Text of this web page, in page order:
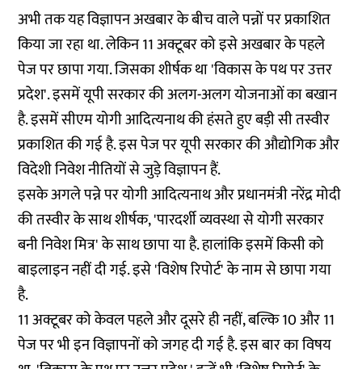
अभी तक यह विज्ञापन अखबार के बीच वाले पन्नों पर प्रकाशित
किया जा रहा था. लेकिन 11 अक्टूबर को इसे अखबार के पहले
पेज पर छापा गया. जिसका शीर्षक था 'विकास के पथ पर उत्तर
प्रदेश'. इसमें यूपी सरकार की अलग-अलग योजनाओं का बखान
है. इसमें सीएम योगी आदित्यनाथ की हंसते हुए बड़ी सी तस्वीर
प्रकाशित की गई है. इस पेज पर यूपी सरकार की औद्योगिक और
विदेशी निवेश नीतियों से जुड़े विज्ञापन हैं.
इसके अगले पन्ने पर योगी आदित्यनाथ और प्रधानमंत्री नरेंद्र मोदी
की तस्वीर के साथ शीर्षक, 'पारदर्शी व्यवस्था से योगी सरकार
बनी निवेश मित्र' के साथ छापा या है. हालांकि इसमें किसी को
बाइलाइन नहीं दी गई. इसे 'विशेष रिपोर्ट' के नाम से छापा गया
है.
11 अक्टूबर को केवल पहले और दूसरे ही नहीं, बल्कि 10 और 11
पेज पर भी इन विज्ञापनों को जगह दी गई है. इस बार का विषय